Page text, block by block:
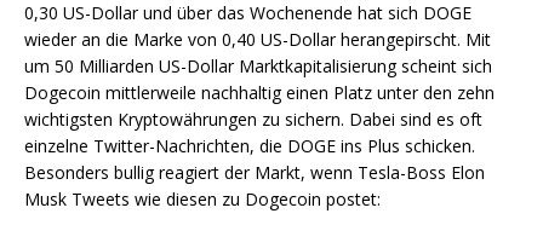
0,30 US-Dollar und über das Wochenende hat sich DOGE
wieder an die Marke von 0,40 US-Dollar herangepirscht. Mit
um 50 Milliarden US-Dollar Marktkapitalisierung scheint sich
Dogecoin mittlerweile nachhaltig einen Platz unter den zehn
wichtigsten Kryptowährungen zu sichern. Dabei sind es oft
einzelne Twitter-Nachrichten, die DOGE ins Plus schicken.
Besonders bullig reagiert der Markt, wenn Tesla-Boss Elon
Musk Tweets wie diesen zu Dogecoin postet: